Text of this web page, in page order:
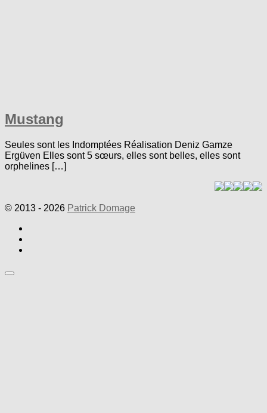
Mustang
Seules sont les Indomptées Réalisation Deniz Gamze
Ergüven Elles sont 5 sœurs, elles sont belles, elles sont
orphelines […]
© 2013 - 2026 Patrick Domage